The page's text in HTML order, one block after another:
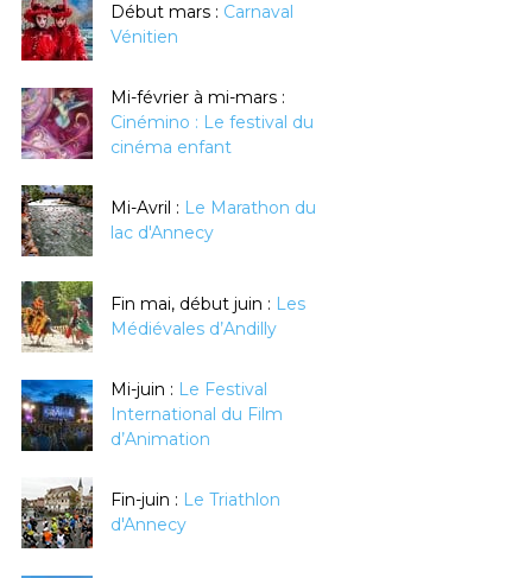
Début mars : Carnaval
Vénitien
Mi-février à mi-mars :
Cinémino : Le festival du
cinéma enfant
Mi-Avril : Le Marathon du
lac d'Annecy
Fin mai, début juin : Les
Médiévales d’Andilly
Mi-juin : Le Festival
International du Film
d’Animation
Fin-juin : Le Triathlon
d'Annecy